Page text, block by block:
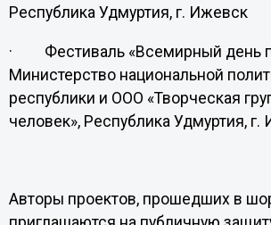
Республика Удмуртия, г. Ижевск
· Фестиваль «Всемирный день
Министерство национальной
республики и ООО «Творческая
человек», Республика Удмуртия, г.
Авторы проектов, прошедших в